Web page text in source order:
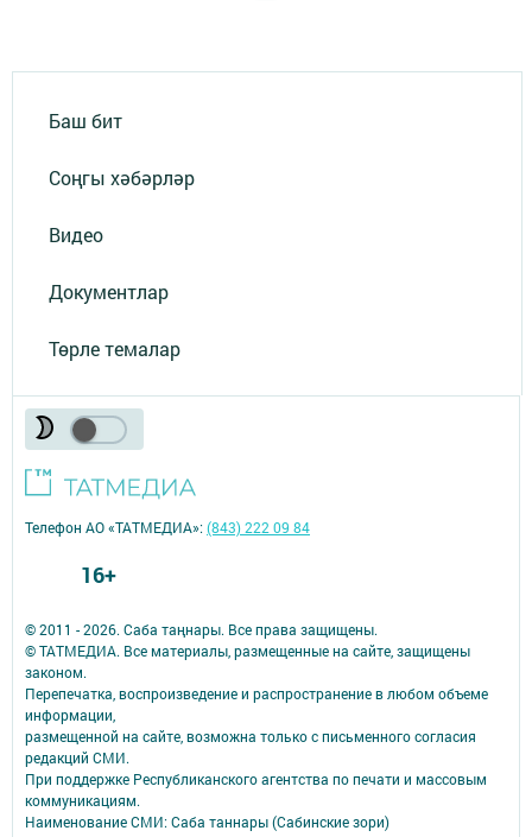
Баш бит
Соңгы хәбәрләр
Видео
Документлар
Төрле темалар
© 2011 - 2026. Саба таңнары. Все права защищены.
© ТАТМЕДИА. Все материалы, размещенные на сайте, защищены
законом.
Перепечатка, воспроизведение и распространение в любом объеме
информации,
размещенной на сайте, возможна только с письменного согласия
редакций СМИ.
При поддержке Республиканского агентства по печати и массовым
коммуникациям.
Наименование СМИ: Саба таннары (Сабинские зори)
Телефон АО «ТАТМЕДИА»:(843) 222 09 84
16+